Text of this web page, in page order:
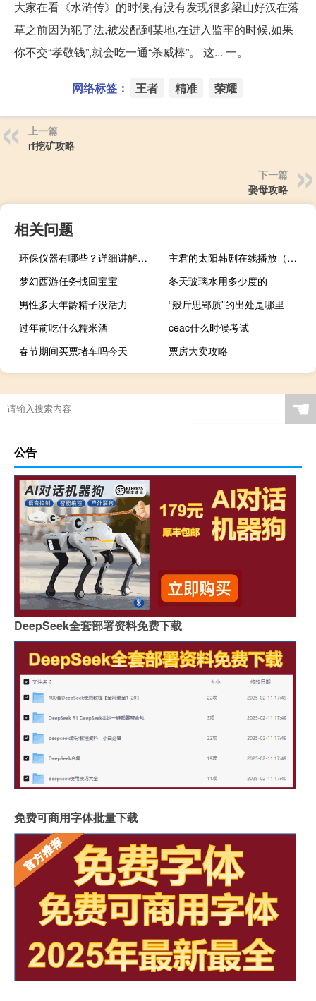
大家在看《水浒传》的时候,有没有发现很多梁山好汉在落
草之前因为犯了法,被发配到某地,在进入监牢的时候,如果
你不交“孝敬钱”,就会吃一通“杀威棒”。 这... 一。
网络标签： 王者 精准 荣耀
上一篇
rf挖矿攻略
下一篇
娶母攻略
相关问题
环保仪器有哪些？详细讲解各类环保仪器的使用方法
主君的太阳韩剧在线播放（主君的太阳韩剧网tv）
梦幻西游任务找回宝宝
冬天玻璃水用多少度的
男性多大年龄精子没活力
“般斤思郢质”的出处是哪里
过年前吃什么糯米酒
ceac什么时候考试
春节期间买票堵车吗今天
票房大卖攻略
轮胎光亮剂对轮胎有伤害吗
☚
公告
DeepSeek全套部署资料免费下载
免费可商用字体批量下载